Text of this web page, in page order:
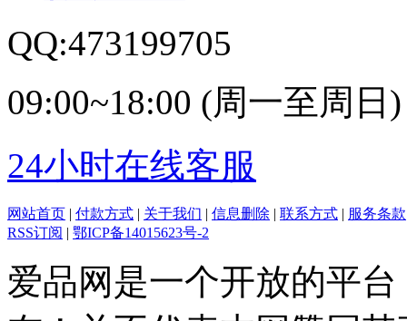
QQ:473199705
09:00~18:00 (周一至周日)
24小时在线客服
网站首页 | 付款方式 | 关于我们 | 信息删除 | 联系方式 | 服务条款
RSS订阅 | 鄂ICP备14015623号-2
爱品网是一个开放的平